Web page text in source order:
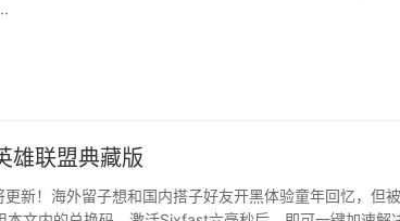
雄联盟典藏版
新！海外留子想和国内搭子好友开黑体验童年回忆，但